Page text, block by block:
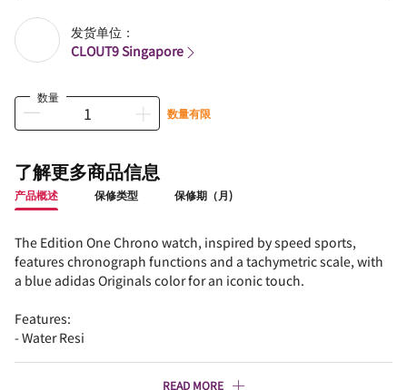
发货单位：
CLOUT9 Singapore
数量
数量有限
了解更多商品信息
产品概述 保修类型 保修期（月)
The Edition One Chrono watch, inspired by speed sports,
features chronograph functions and a tachymetric scale, with
a blue adidas Originals color for an iconic touch.
Features:
- Water Resi
READ MORE